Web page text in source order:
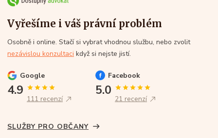
Vyřešíme i váš právní problém
Osobně i online. Stačí si vybrat vhodnou službu, nebo zvolit
nezávislou konzultaci když si nejste jistí.
Google
4.9
111 recenzí
Facebook
5.0
21 recenzí
SLUŽBY PRO OBČANY